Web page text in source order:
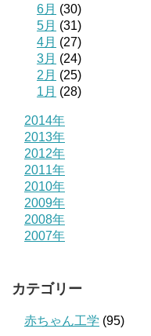
6月 (30)
5月 (31)
4月 (27)
3月 (24)
2月 (25)
1月 (28)
2014年
2013年
2012年
2011年
2010年
2009年
2008年
2007年
カテゴリー
赤ちゃん工学 (95)